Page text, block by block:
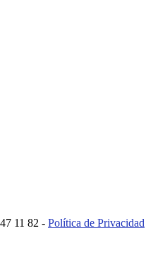
11 82 - Política de Privacidad